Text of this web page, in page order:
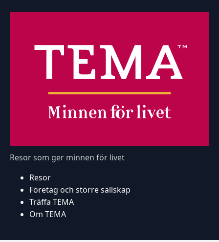
Resor som ger minnen för livet
Resor
Företag och större sällskap
Träffa TEMA
Om TEMA